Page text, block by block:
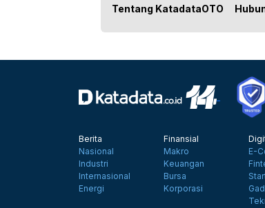
Tentang KatadataOTO
Berita
Nasional
Industri
Internasional
Energi
Finansial
Makro
Keuangan
Bursa
Korporasi
E-